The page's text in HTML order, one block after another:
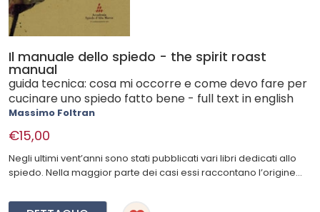
Il manuale dello spiedo - the spirit roast
manual
guida tecnica: cosa mi occorre e come devo fare per
cucinare uno spiedo fatto bene - full text in english
Massimo Foltran
€15,00
Negli ultimi vent’anni sono stati pubblicati vari libri dedicati allo
spiedo. Nella maggior parte dei casi essi raccontano l’origine...